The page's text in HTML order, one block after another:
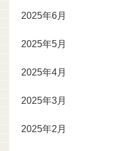
2025年6月
2025年5月
2025年4月
2025年3月
2025年2月